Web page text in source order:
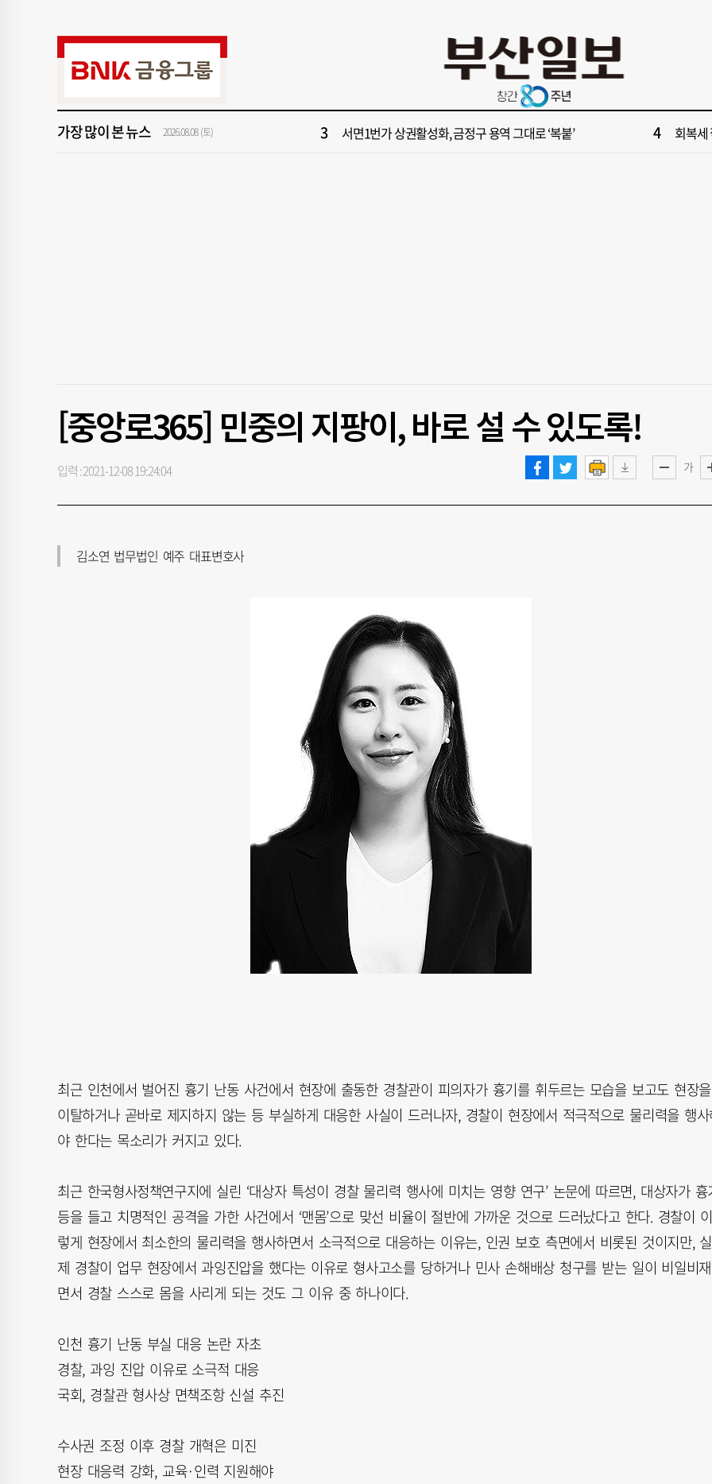
가장 많이 본 뉴스 2026.08.08 (토)
해수부 신청사, 북항 재개발 부지 복합항만지구 확정 [부산
서면1번가 상권활성화, 금정구 용역 그대로 ‘복붙’ 회복
5 [단독] 부산공동어시장 현대화 사업 현장서 오염토 발견 6 43년 통
[중앙로365] 민중의 지팡이, 바로 설 수 있도록!
가
입력 : 2021-12-08 19:24:04
김소연 법무법인 예주 대표변호사
최근 인천에서 벌어진 흉기 난동 사건에서 현장에 출동한 경찰관이 피의자가 흉기를 휘두르는 모습을 보고도 현장을
이탈하거나 곧바로 제지하지 않는 등 부실하게 대응한 사실이 드러나자, 경찰이 현장에서 적극적으로 물리력을 행사
야 한다는 목소리가 커지고 있다.
최근 한국형사정책연구지에 실린 ‘대상자 특성이 경찰 물리력 행사에 미치는 영향 연구’ 논문에 따르면, 대상자가 흉
등을 들고 치명적인 공격을 가한 사건에서 ‘맨몸’으로 맞선 비율이 절반에 가까운 것으로 드러났다고 한다. 경찰이 이
렇게 현장에서 최소한의 물리력을 행사하면서 소극적으로 대응하는 이유는, 인권 보호 측면에서 비롯된 것이지만, 실
제 경찰이 업무 현장에서 과잉진압을 했다는 이유로 형사고소를 당하거나 민사 손해배상 청구를 받는 일이 비일비
면서 경찰 스스로 몸을 사리게 되는 것도 그 이유 중 하나이다.
인천 흉기 난동 부실 대응 논란 자초
경찰, 과잉 진압 이유로 소극적 대응
국회, 경찰관 형사상 면책조항 신설 추진
수사권 조정 이후 경찰 개혁은 미진
현장 대응력 강화, 교육·인력 지원해야